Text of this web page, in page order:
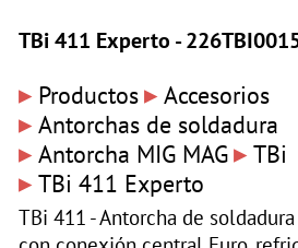
TBi 411 Experto -
▸ Productos▸ Accesorios
▸ Antorchas de soldadura
▸ Antorcha MIG MAG▸ TBi
▸ TBi 411 Experto
TBi 411 - Antorcha de